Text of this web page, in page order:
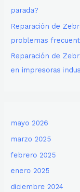
parada?
Reparación de
problemas
Reparación de
en impresoras
mayo 2026
marzo 2025
febrero 2025
enero 2025
diciembre 2024